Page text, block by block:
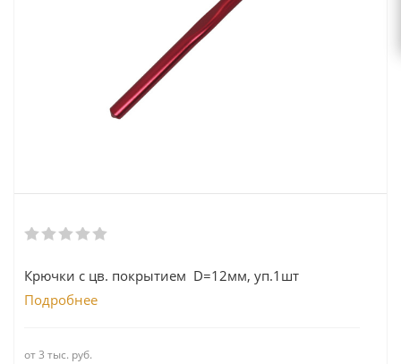
Крючки с цв. покрытием D=12мм, уп.1шт
Подробнее
от 3 тыс. руб.